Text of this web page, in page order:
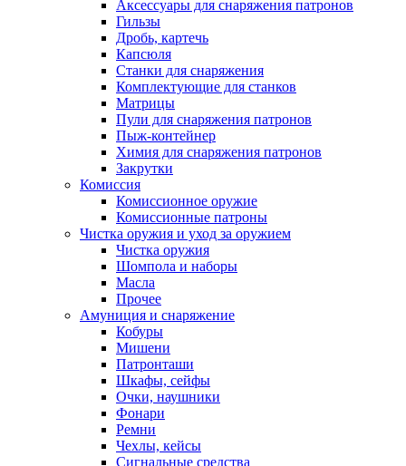
Аксессуары для снаряжения патронов
Гильзы
Дробь, картечь
Капсюля
Станки для снаряжения
Комплектующие для станков
Матрицы
Пули для снаряжения патронов
Пыж-контейнер
Химия для снаряжения патронов
Закрутки
Комиссия
Комиссионное оружие
Комиссионные патроны
Чистка оружия и уход за оружием
Чистка оружия
Шомпола и наборы
Масла
Прочее
Амуниция и снаряжение
Кобуры
Мишени
Патронташи
Шкафы, сейфы
Очки, наушники
Фонари
Ремни
Чехлы, кейсы
Сигнальные средства